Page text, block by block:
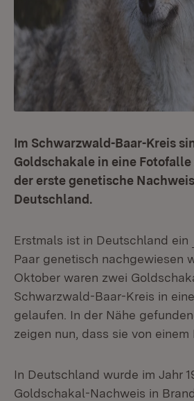
Im Schwarzwald-Baar-Kreis
Goldschakale in eine Fotofalle
der erste genetische
Deutschland.
Erstmals ist in Deutschland ein
Paar genetisch nachgewiesen
Oktober waren zwei
Schwarzwald-Baar-Kreis in
gelaufen. In der Nähe
zeigen nun, dass sie von einem
In Deutschland wurde im Jahr
Goldschakal-Nachweis in